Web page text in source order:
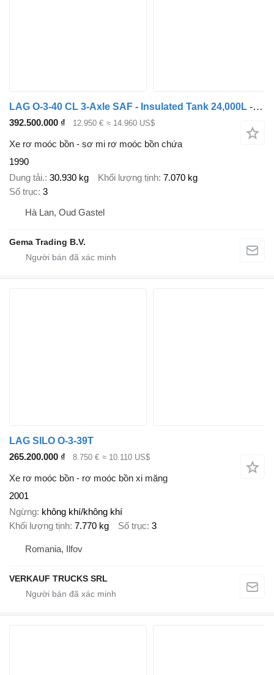
LAG O-3-40 CL 3-Axle SAF - Insulated Tank 24,000L - Drum Brakes - Hy
392.500.000 ₫ 12.950 € ≈ 14.960 US$
Xe rơ moóc bồn - sơ mi rơ moóc bồn chứa
1990
Dung tải. 30.930 kg Khối lượng tịnh 7.070 kg
Số trục 3
Hà Lan, Oud Gastel
Gema Trading B.V.
LAG SILO O-3-39T
265.200.000 ₫
8.750 € ≈ 10.110 US$
Xe rơ moóc bồn - rơ moóc bồn xi măng
2001
Ngừng không khí/không khí
Khối lượng tịnh 7.770 kg Số trục 3
Romania, Ilfov
VERKAUF TRUCKS SRL